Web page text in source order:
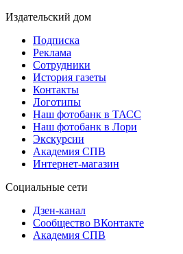
Издательский дом
Подписка
Реклама
Сотрудники
История газеты
Контакты
Логотипы
Наш фотобанк в ТАСС
Наш фотобанк в Лори
Экскурсии
Академия СПВ
Интернет-магазин
Социальные сети
Дзен-канал
Сообщество ВКонтакте
Академия СПВ